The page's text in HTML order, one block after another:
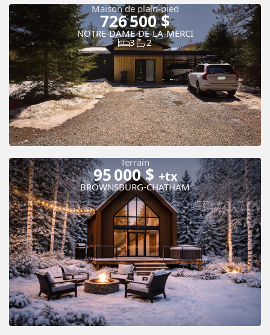
Maison de plain-pied
726 500 $
NOTRE-DAME-DE-LA-MERCI
3 2
Vue panoramique
Terrain
95 000 $ +tx
BROWNSBURG-CHATHAM